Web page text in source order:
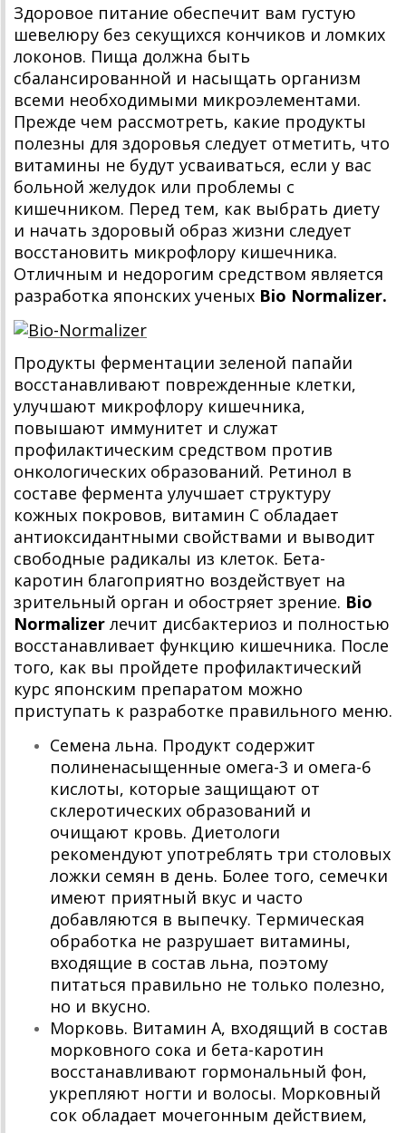
Здоровое питание обеспечит вам густую
шевелюру без секущихся кончиков и ломких
локонов. Пища должна быть
сбалансированной и насыщать организм
всеми необходимыми микроэлементами.
Прежде чем рассмотреть, какие продукты
полезны для здоровья следует отметить, что
витамины не будут усваиваться, если у вас
больной желудок или проблемы с
кишечником. Перед тем, как выбрать диету
и начать здоровый образ жизни следует
восстановить микрофлору кишечника.
Отличным и недорогим средством является
разработка японских ученых Bio Normalizer.
Продукты ферментации зеленой папайи
восстанавливают поврежденные клетки,
улучшают микрофлору кишечника,
повышают иммунитет и служат
профилактическим средством против
онкологических образований. Ретинол в
составе фермента улучшает структуру
кожных покровов, витамин С обладает
антиоксидантными свойствами и выводит
свободные радикалы из клеток. Бета-
каротин благоприятно воздействует на
зрительный орган и обостряет зрение. Bio
Normalizer лечит дисбактериоз и полностью
восстанавливает функцию кишечника. После
того, как вы пройдете профилактический
курс японским препаратом можно
приступать к разработке правильного меню.
Семена льна. Продукт содержит
полиненасыщенные омега-3 и омега-6
кислоты, которые защищают от
склеротических образований и
очищают кровь. Диетологи
рекомендуют употреблять три столовых
ложки семян в день. Более того, семечки
имеют приятный вкус и часто
добавляются в выпечку. Термическая
обработка не разрушает витамины,
входящие в состав льна, поэтому
питаться правильно не только полезно,
но и вкусно.
Морковь. Витамин А, входящий в состав
морковного сока и бета-каротин
восстанавливают гормональный фон,
укрепляют ногти и волосы. Морковный
сок обладает мочегонным действием,